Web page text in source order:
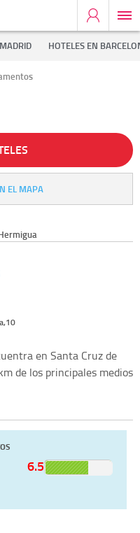
HOTELES EN
EL MAPA
en Santa Cruz de
de los principales medios
6.5